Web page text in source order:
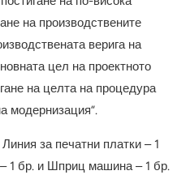
на производствените
верига на
цел на проектното
на целта на процедура
модернизация“.
за печатни платки – 1
1 бр. и Шприц машина – 1 бр.